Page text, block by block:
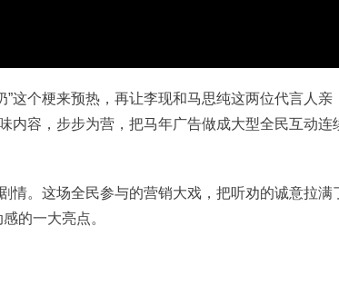
这个梗来预热，再让李现和马思纯这两位代言人亲
内容，步步为营，把马年广告做成大型全民互动连
情。这场全民参与的营销大戏，把听劝的诚意拉满
的一大亮点。